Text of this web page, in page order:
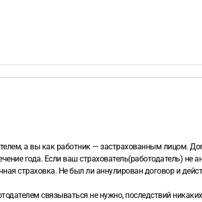
а вы как работник — застрахованным лицом.
года. Если ваш страхователь(работодатель) не
страховка. Не был ли аннулирован договор и
связываться не нужно, последствий